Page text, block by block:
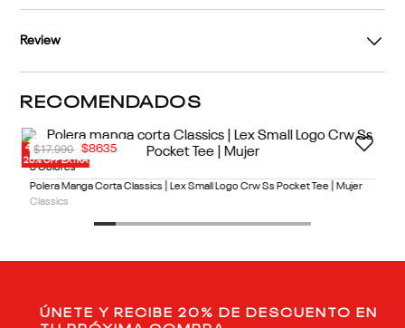
Review
RECOMENDADOS
40% OFF
20% OFF EXTRA